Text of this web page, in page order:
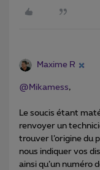
Maxime R
@Mikamess,
Le soucis étant
renvoyer un
trouver l’origine du
nous indiquer vos
ainsi qu’un numéro